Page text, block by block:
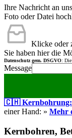
Ihre Nachricht an
Foto oder Datei
Klicke oder
Sie haben hier die
Datenschutz gem. DSGVO: Die
Message
🇨🇭 Kernbohrung:
einer Hand: » Mehr
Kernbohren,